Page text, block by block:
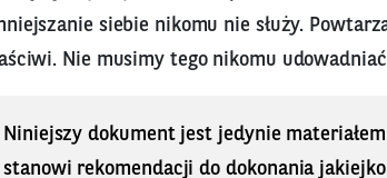
siebie nikomu nie służy.
Nie musimy tego nikomu
Niniejszy dokument jest jedynie
stanowi rekomendacji do dokonania